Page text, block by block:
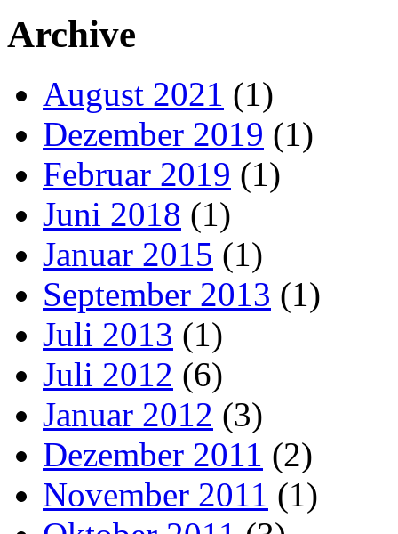
Archive
August 2021 (1)
Dezember 2019 (1)
Februar 2019 (1)
Juni 2018 (1)
Januar 2015 (1)
September 2013 (1)
Juli 2013 (1)
Juli 2012 (6)
Januar 2012 (3)
Dezember 2011 (2)
November 2011 (1)